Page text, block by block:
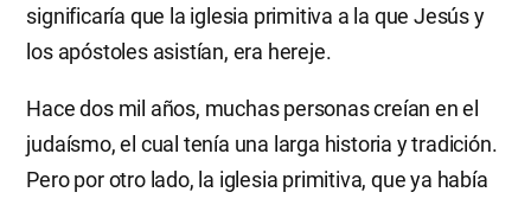
significaría que la iglesia primitiva a la que Jesús y
los apóstoles asistían, era hereje.
Hace dos mil años, muchas personas creían en el
judaísmo, el cual tenía una larga historia y tradición.
Pero por otro lado, la iglesia primitiva, que ya había